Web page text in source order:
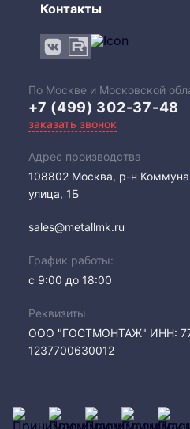
Контакты
По Москве и Московской
+7 (499) 302-37-48
заказать звонок
Адрес производства
108802​ Москва, р-н
улица, 1Б
sales@metallmk.ru
График работы:
с 9:00 до 18:00
Реквизиты
ООО "ГОСТМОНТАЖ" ИНН:
1237700630012